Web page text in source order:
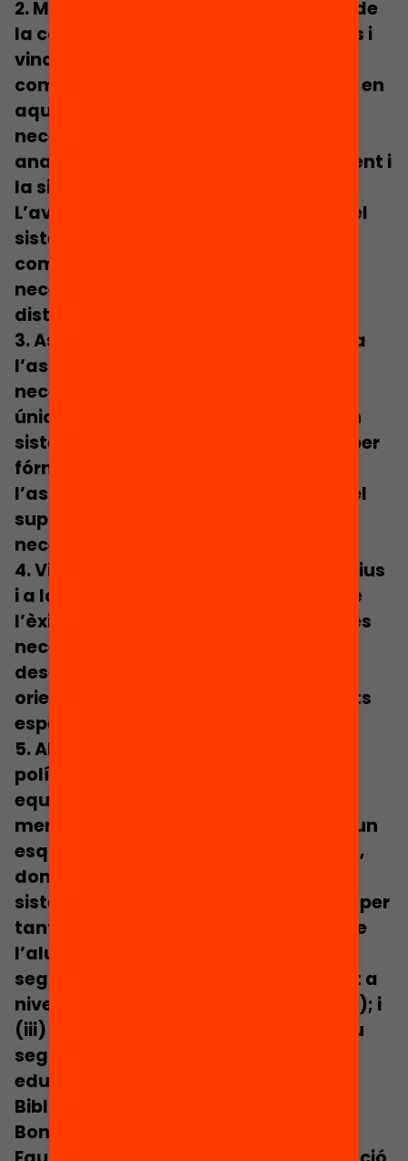
2.Millorar el sistema de classificació de
la complexitat
dels centres educatius i
vincular un índex (continu) de
complexitat a un sistema de FxF. Cal, en
aquest punt, trobar els equilibris
necessaris entre la complexitat
analítica de l’esquema de finançament i
la simplicitat administrativa.
L’avaluació constant i sistemàtica del
sistema de FxF i la classificació de la
complexitat és també una condició
necessària d’un bon esquema de
distribució progressiva dels recursos.
3.Associar el FxF al suport educatiu i a
l’assignació de recursos humans.
necessitats dels centres no són
únicament financeres, pel que un bon
sistema de distribució dels recursos per
fórmula hauria d’incloure també
l’assignació dels recursos humans pel
suport educatiu en funció de les
necessitats dels centres.
4.Vincular el FxF als projectes educatius
i a la vinculació escolar.
Per promoure
l’èxit i la vinculació escolar, els centres
necessiten recursos per sostenir i
desenvolupar projectes educatius
orientats a l’atenció de les necessitats
específiques del seu alumnat.
5.Abordar el FxF des d’una lògica
política interdependent.
equitatiu sigui un sistema educatiu,
menor serà la correcció associada a un
esquema de FxF, que no pot ser entès,
doncs, d’una manera aïllada. Un
sistema educatiu més just requereix, per
tant: (i) una distribució equilibrada de
l’alumnat que tendeixi a la mínima
segregació; (ii) una oferta equivalent a
nivell territorial (Bonal i Zancajo, 2019); i
(iii) un finançament lineal i progressiu
segons les necessitats del centres
educatius.
Bibliografia
Bonal, X., Zancajo, A., (2019)